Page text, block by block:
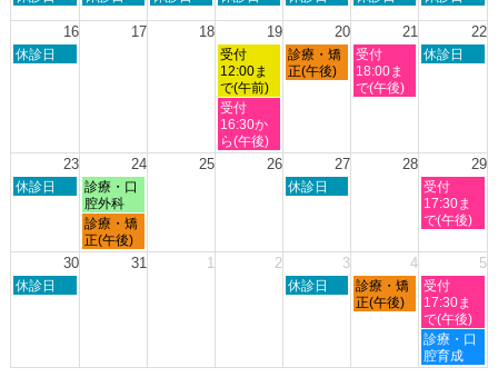
8
月
8
月
12th
2026
8
月
13th
8
月
14th
2026
8
月
16 17 18 19 20 21 22
日
2026
休診日
水
曜
日,
8
月
19th
2026
受付
12:00ま
で(午前)
木
曜
2026
診療・矯
正(午後)
金
曜
日,
2026
受付
18:00ま
で(午後)
土
2026
休診日
水
曜
日,
8
受付
16:30か
ら(午後)
23 24 25 26 27 28 29
日
月
2026
休診日
月
曜
日,
8
月
診療・口
腔外科
木
月
2026
休診日
土
曜
日,
月
2026
受付
17:30ま
で(午後)
月
曜
日,
診療・矯
正(午後)
30 31 1 2 3 4 5
日
30th
休診日
木
3rd
休診日
金
曜
4th
診療・矯
正(午後)
土
曜
日,
9
月
5th
受付
17:30ま
で(午後)
土
曜
日,
診療・口
腔育成